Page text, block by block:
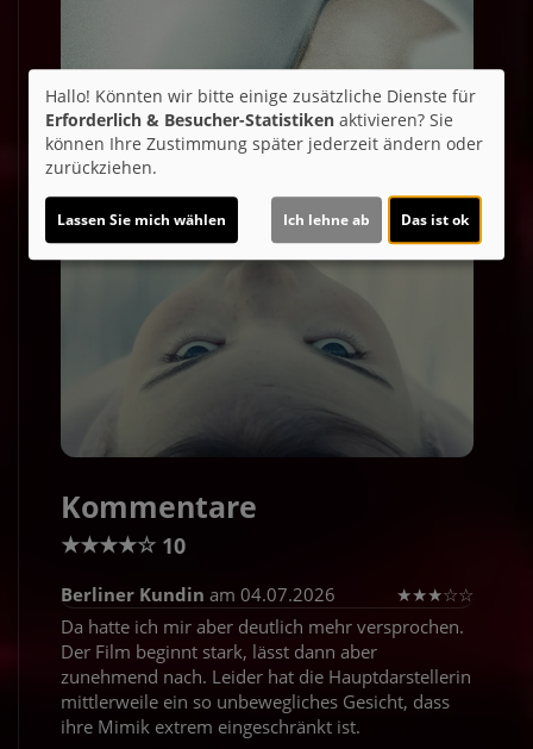
Kommentare
★★★★☆ 10
Berliner Kundin am 04.07.2026 ★★★☆☆
Da hatte ich mir aber deutlich mehr versprochen.
Der Film beginnt stark, lässt dann aber
zunehmend nach. Leider hat die Hauptdarstellerin
mittlerweile ein so unbewegliches Gesicht, dass
ihre Mimik extrem eingeschränkt ist.
Hallo! Könnten wir bitte einige zusätzliche Dienste für
Erforderlich & Besucher-Statistiken aktivieren? Sie
können Ihre Zustimmung später jederzeit ändern oder
zurückziehen.
Lassen Sie mich wählen Ich lehne ab Das ist ok